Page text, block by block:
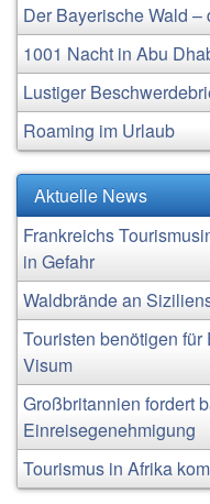
Der Bayerische Wald
1001 Nacht in Abu
Lustiger
Roaming im Urlaub
Aktuelle News
Frankreichs
in Gefahr
Waldbrände an
Touristen benötigen
Visum
Großbritannien fordert
Einreisegenehmigung
Tourismus in Afrika